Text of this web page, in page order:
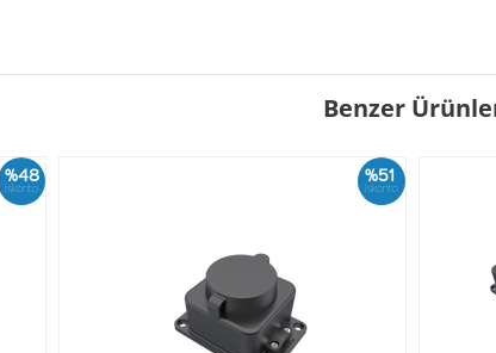
Benzer
%48
İskonto
%51
İskonto